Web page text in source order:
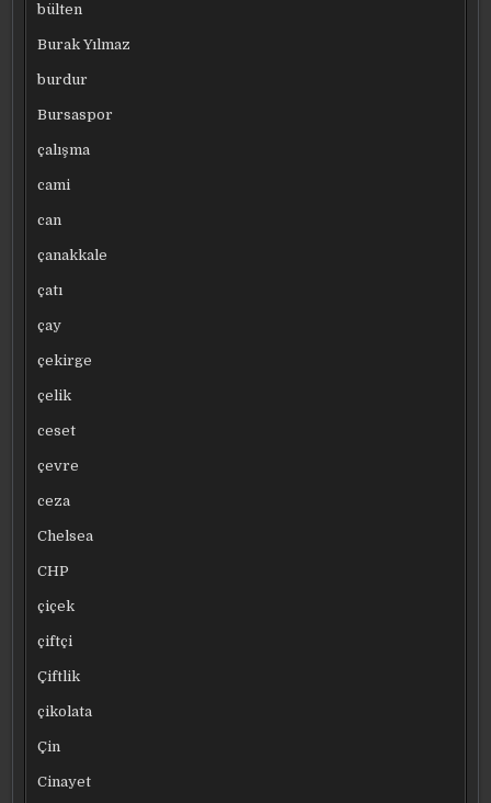
bülten
Burak Yılmaz
burdur
Bursaspor
çalışma
cami
can
çanakkale
çatı
çay
çekirge
çelik
ceset
çevre
ceza
Chelsea
CHP
çiçek
çiftçi
Çiftlik
çikolata
Çin
Cinayet